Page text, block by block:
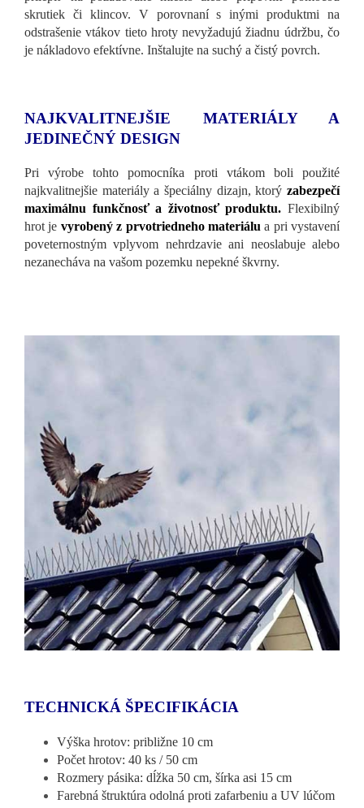
skrutiek či klincov. V porovnaní s inými produktmi na
odstrašenie vtákov tieto hroty nevyžadujú žiadnu údržbu, čo
je nákladovo efektívne. Inštalujte na suchý a čistý povrch.
NAJKVALITNEJŠIE MATERIÁLY A
JEDINEČNÝ DESIGN
Pri výrobe tohto pomocníka proti vtákom boli použité
najkvalitnejšie materiály a špeciálny dizajn, ktorý zabezpečí
maximálnu funkčnosť a životnosť produktu. Flexibilný
hrot je vyrobený z prvotriedneho materiálu a pri vystavení
poveternostným vplyvom nehrdzavie ani neoslabuje alebo
nezanecháva na vašom pozemku nepekné škvrny.
TECHNICKÁ ŠPECIFIKÁCIA
Výška hrotov: približne 10 cm
Počet hrotov: 40 ks / 50 cm
Rozmery pásika: dĺžka 50 cm, šírka asi 15 cm
Farebná štruktúra odolná proti zafarbeniu a UV lúčom